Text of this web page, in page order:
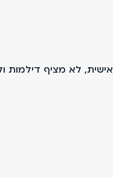
לא מציף דילמות